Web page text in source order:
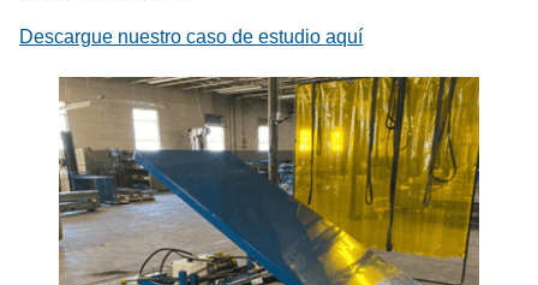
Descargue nuestro caso de estudio aquí